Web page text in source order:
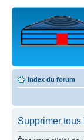
Index du forum
Supprimer